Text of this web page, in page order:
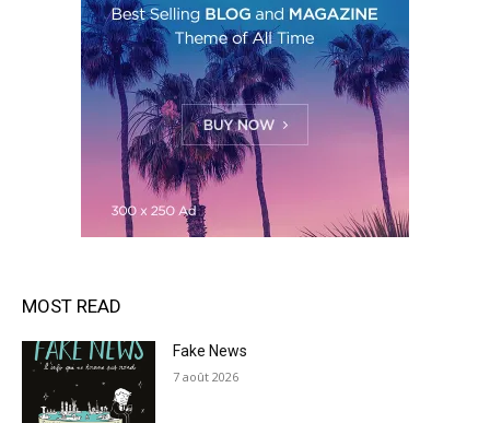
MOST READ
Fake News
7 août 2026